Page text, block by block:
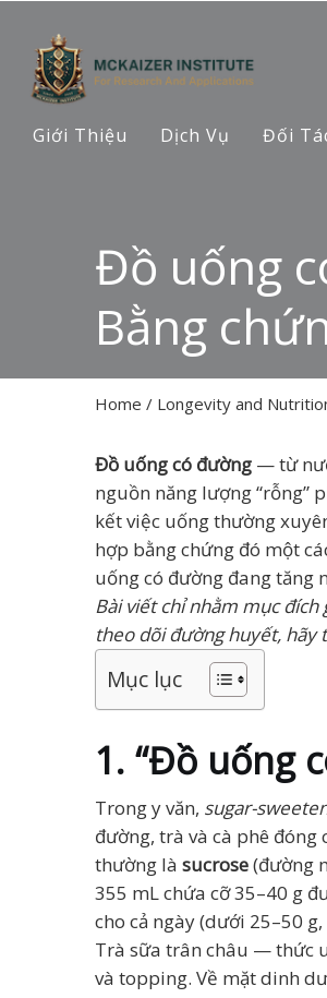
Giới Thiệu Dịch Vụ Đối
Đồ uống
Bằng
Home / Longevity and
Đồ uống có đường — từ
nguồn năng lượng “rỗng”
kết việc uống thường
hợp bằng chứng đó một
uống có đường đang tăng
Bài viết chỉ nhằm mục
theo dõi đường huyết, hãy
Mục lục
1. “Đồ uống
Trong y văn, sugar-
đường, trà và cà phê đóng
thường là sucrose(đường
355 mL chứa cỡ 35–40 g
cho cả ngày (dưới 25–50
Trà sữa trân châu — thức
và topping. Về mặt dinh